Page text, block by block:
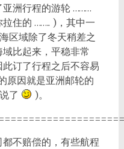
亚洲行程的游轮 ………
住的 …….. )，其中一
区域除了冬天稍差之
比起来，平稳非常
订了行程之后不容易
原因就是亚洲邮轮的
了
)。
不赔偿的，有些航程